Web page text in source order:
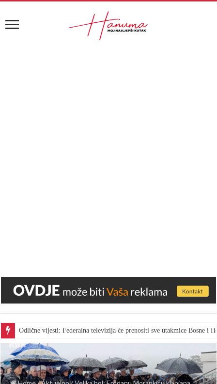
Odlične vijesti: Federalna televizija će prenositi sve utakmice Bosne i